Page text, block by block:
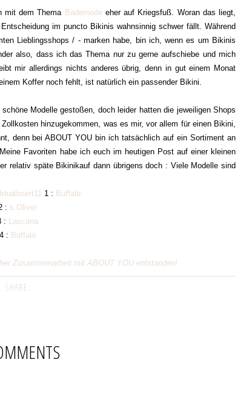
mit dem Thema Bademodeeher auf Kriegsfuß. Woran das liegt,
im puncto Bikinis wahnsinnig schwer fällt. Während
Lieblingsshops / - marken habe, bin ich, wenn es um Bikinis
also, dass ich das Thema nur zu gerne aufschiebe und mich
mir allerdings nichts anderes übrig, denn in gut einem Monat
Koffer noch fehlt, ist natürlich ein passender Bikini.
Modelle gestoßen, doch leider hatten die jeweiligen Shops
hinzugekommen, was es mir, vor allem für einen Bikini,
denn bei ABOUT YOU bin ich tatsächlich auf ein Sortiment an
Favoriten habe ich euch im heutigen Post auf einer kleinen
relativ späte Bikinikauf dann übrigens doch : Viele Modelle sind
1 : Buffalo
: s.Oliver
: Lascana
4 : Buffalo
Zusammenarbeit mit ABOUT YOU entstanden!
SHARE: